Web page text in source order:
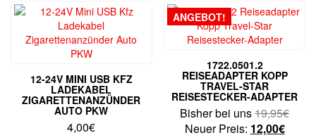
12-24V MINI USB KFZ
LADEKABEL
ZIGARETTENANZÜNDER
AUTO PKW
4,00€
ANGEBOT!
1722.0501.2
REISEADAPTER KOPP
TRAVEL-STAR
REISESTECKER-ADAPTER
Bisher bei uns19,95€
Neuer Preis: 12,00€